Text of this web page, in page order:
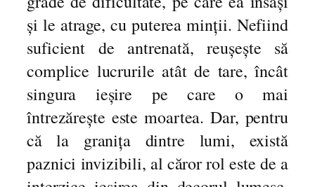
și le atrage, cu puterea minții. Nefiind
suficient de antrenată, reușește să
complice lucrurile atât de tare, încât
singura ieșire pe care o mai
întrezărește este moartea. Dar, pentru
că la granița dintre lumi, există
paznici invizibili, al căror rol este de a